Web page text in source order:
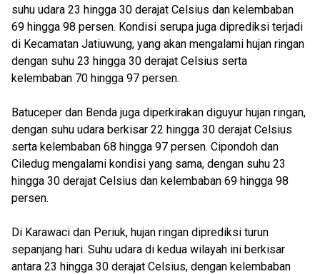
suhu udara 23 hingga 30 derajat Celsius dan kelembaban
69 hingga 98 persen. Kondisi serupa juga diprediksi terjadi
di Kecamatan Jatiuwung, yang akan mengalami hujan ringan
dengan suhu 23 hingga 30 derajat Celsius serta
kelembaban 70 hingga 97 persen.
Batuceper dan Benda juga diperkirakan diguyur hujan ringan,
dengan suhu udara berkisar 22 hingga 30 derajat Celsius
serta kelembaban 68 hingga 97 persen. Cipondoh dan
Ciledug mengalami kondisi yang sama, dengan suhu 23
hingga 30 derajat Celsius dan kelembaban 69 hingga 98
persen.
Di Karawaci dan Periuk, hujan ringan diprediksi turun
sepanjang hari. Suhu udara di kedua wilayah ini berkisar
antara 23 hingga 30 derajat Celsius, dengan kelembaban